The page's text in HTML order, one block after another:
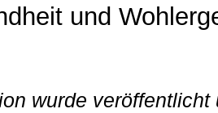
und
wurde